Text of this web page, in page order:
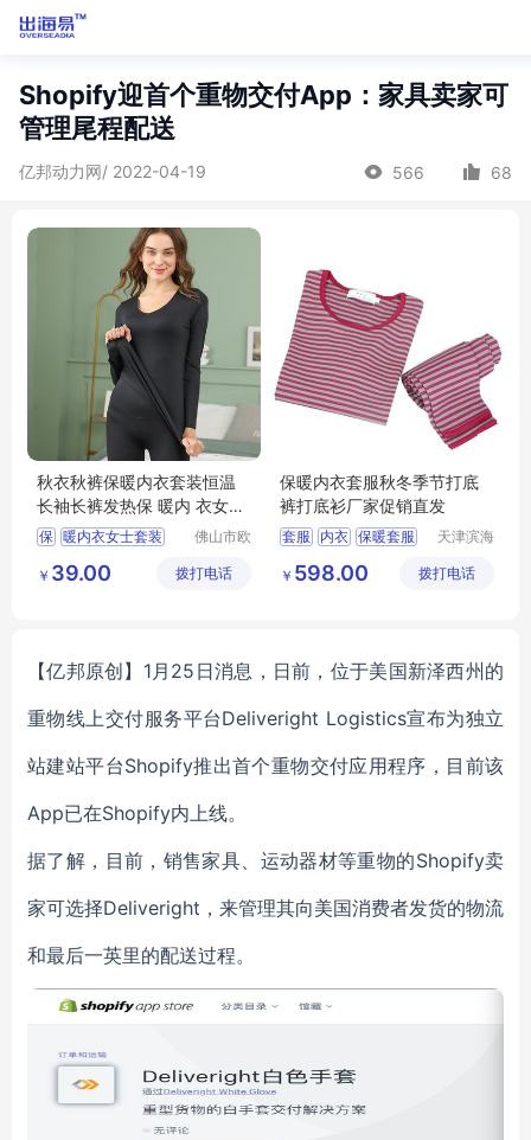
Shopify迎首个重物交付App：家具卖家可
管理尾程配送
亿邦动力网/ 2022-04-19 566 68
秋衣秋裤保暖内衣套装恒温
长袖长裤发热保 暖内 衣女士
套 装
保 暖内衣女士套装
内衣套装
佛山市欧
技有限公
￥ 39.00 拨打电话
保暖内衣套服秋冬季节打底
裤打底衫厂家促销直发
套服 内衣 保暖套服
天津滨海
有限公司
￥ 598.00 拨打电话
【亿邦原创】1月25日消息，日前，位于美国新泽西州的
重物线上交付服务平台Deliveright Logistics宣布为独立
站建站平台Shopify推出首个重物交付应用程序，目前该
App已在Shopify内上线。
据了解，目前，销售家具、运动器材等重物的Shopify卖
家可选择Deliveright，来管理其向美国消费者发货的物流
和最后一英里的配送过程。